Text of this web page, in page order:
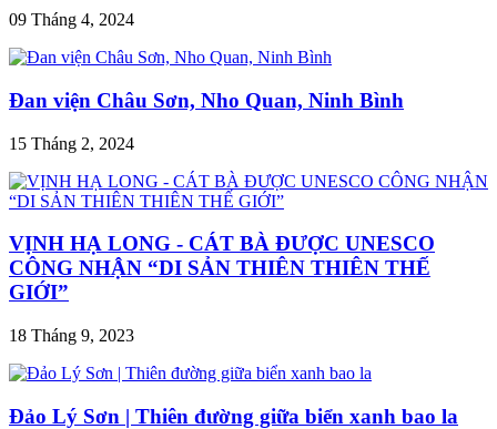
09 Tháng 4, 2024
Đan viện Châu Sơn, Nho Quan, Ninh Bình
15 Tháng 2, 2024
VỊNH HẠ LONG - CÁT BÀ ĐƯỢC UNESCO
CÔNG NHẬN “DI SẢN THIÊN THIÊN THẾ
GIỚI”
18 Tháng 9, 2023
Đảo Lý Sơn | Thiên đường giữa biển xanh bao la